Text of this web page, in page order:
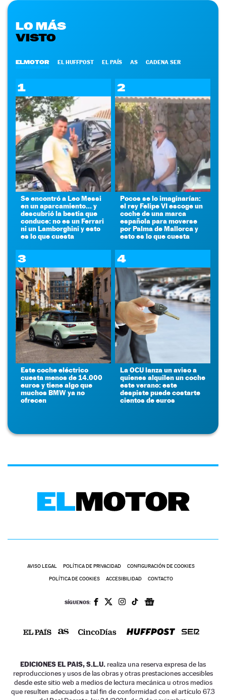
LO MÁS
VISTO
ELMOTOR EL HUFFPOST EL PAÍS AS CADENA SER
1
Se encontró a Leo Messi
en un aparcamiento... y
descubrió la bestia que
conduce: no es un Ferrari
ni un Lamborghini y esto
es lo que cuesta
2
Pocos se lo imaginarían:
el rey Felipe VI escoge un
coche de una marca
española para moverse
por Palma de Mallorca y
esto es lo que cuesta
3
Este coche eléctrico
cuesta menos de 14.000
euros y tiene algo que
muchos BMW ya no
ofrecen
4
La OCU lanza un aviso a
quienes alquilen un coche
este verano: este
despiste puede costarte
cientos de euros
AVISO LEGAL POLÍTICA DE PRIVACIDAD CONFIGURACIÓN DE COOKIES
POLÍTICA DE COOKIES ACCESIBILIDAD CONTACTO
SÍGUENOS:
EDICIONES EL PAIS, S.L.U. realiza una reserva expresa de las
reproducciones y usos de las obras y otras prestaciones accesibles
desde este sitio web a medios de lectura mecánica u otros medios
que resulten adecuados a tal fin de conformidad con el artículo 67.3